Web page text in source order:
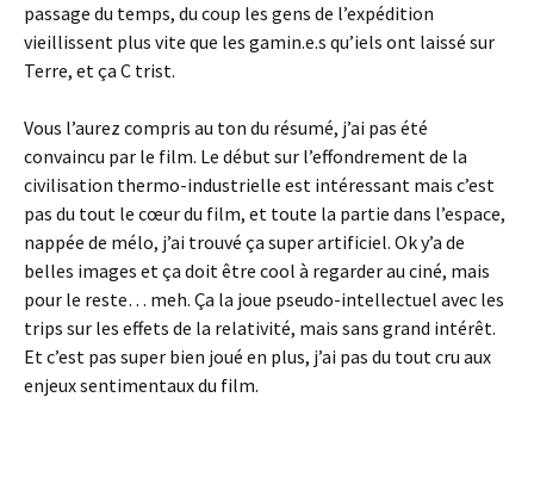
passage du temps, du coup les gens de l’expédition
vieillissent plus vite que les gamin.e.s qu’iels ont laissé sur
Terre, et ça C trist.
Vous l’aurez compris au ton du résumé, j’ai pas été
convaincu par le film. Le début sur l’effondrement de la
civilisation thermo-industrielle est intéressant mais c’est
pas du tout le cœur du film, et toute la partie dans l’espace,
nappée de mélo, j’ai trouvé ça super artificiel. Ok y’a de
belles images et ça doit être cool à regarder au ciné, mais
pour le reste… meh. Ça la joue pseudo-intellectuel avec les
trips sur les effets de la relativité, mais sans grand intérêt.
Et c’est pas super bien joué en plus, j’ai pas du tout cru aux
enjeux sentimentaux du film.